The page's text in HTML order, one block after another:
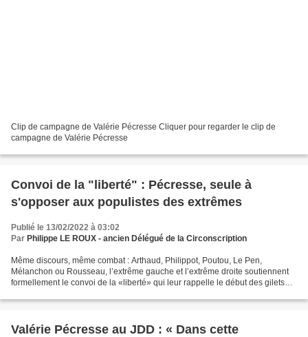
Clip de campagne de Valérie Pécresse Cliquer pour regarder le clip de
campagne de Valérie Pécresse
Convoi de la "liberté" : Pécresse, seule à
s'opposer aux populistes des extrêmes
Publié le 13/02/2022 à 03:02
Par Philippe LE ROUX - ancien Délégué de la Circonscription
Même discours, même combat : Arthaud, Philippot, Poutou, Le Pen,
Mélanchon ou Rousseau, l’extrême gauche et l’extrême droite soutiennent
formellement le convoi de la «liberté» qui leur rappelle le début des gilets
​Valérie Pécresse au JDD : « Dans cette